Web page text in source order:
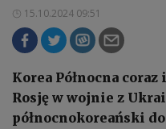
15.10.2024 09:51
Korea Północna
Rosję w wojnie z
północnokoreański